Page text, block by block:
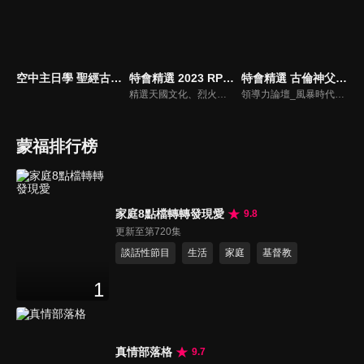
空中主日學 聖經古事今談 特會精選 2023 RPG為國復興禱告會
精選天國文化、烈火特會、超自然大能與使徒性教會等特會，幫助我們更加明白神的心意，好讓我們的生命能走在神的道路上進入命定。
特會精選 古倫神父領導力論壇
領導力論壇_風暴時代的領導與工作，由天主教Anselm Grun古倫神父主講，會中提到領導力的原則：首在勿評斷自己，先接納自我，先處理負面情緒，在工作上落實祈禱，在態度上能充分信任下屬，亦在改善個人性工作耗竭的四個面向上得以精進： 一、從負面得到的力量 二、處在別人期待中 三、維持表面功夫 四、忽略身心疲憊 五、外在的期望 在做好領導工作前要先認識自己，好的領導者會先接納自己，察覺內在的情緒，透過察覺內在轉化為正面力量。
蒙福排行榜
1
家庭8點檔轉轉發現愛
9.8
更新至第720集
談話性節目
生活 家庭 基督教
真情部落格
9.7